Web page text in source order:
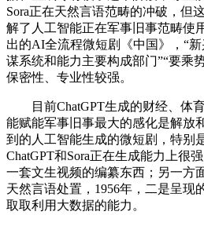
Sora正在天然言语范畴的冲破，但
解了人工智能正在军事旧事范畴使
出的AI全流程微短剧《中国》，“
谋系统和能力主要构成部门”“要乘
保密性、专业性较强。
目前ChatGPT生成的财经、体
能赋能军事旧事最大的感化是解放
到的人工智能生成的微短剧，特别
ChatGPT和Sora正在生成能力上很
一套文生视频的编纂东西；另一方
天然言语处置，1956年，二是呈现
取取利用大数据的能力。